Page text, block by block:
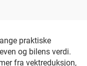
praktiske
og bilens verdi.
fra vektreduksjon,